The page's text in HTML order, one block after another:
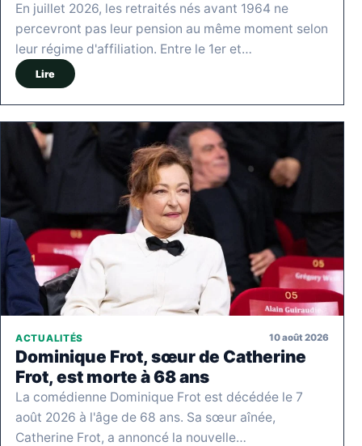
En juillet 2026, les retraités nés avant 1964 ne
percevront pas leur pension au même moment selon
leur régime d'affiliation. Entre le 1er et…
Lire
ACTUALITÉS 10 août 2026
Dominique Frot, sœur de Catherine
Frot, est morte à 68 ans
La comédienne Dominique Frot est décédée le 7
août 2026 à l'âge de 68 ans. Sa sœur aînée,
Catherine Frot, a annoncé la nouvelle…